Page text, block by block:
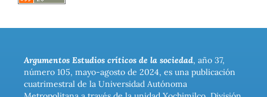
Argumentos Estudios críticos de la sociedad, año 37,
número 105, mayo-agosto de 2024, es una publicación
cuatrimestral de la Universidad Autónoma